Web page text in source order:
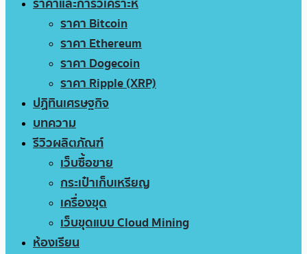
ราคา Bitcoin
ราคา Ethereum
ราคา Dogecoin
ราคา Ripple (XRP)
ปฏิทินเศรษฐกิจ
บทความ
รีวิวผลิตภัณฑ์
เว็บซื้อขาย
กระเป๋าเก็บเหรียญ
เครื่องขุด
เว็บขุดแบบ Cloud Mining
ห้องเรียน